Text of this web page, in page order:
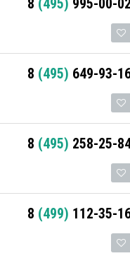
8 (495) 649-93-
8 (495) 258-25-
8 (499) 112-35-